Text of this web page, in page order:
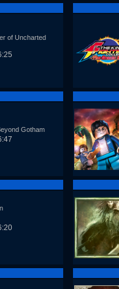
of Uncharted
Gotham